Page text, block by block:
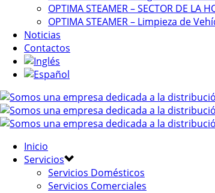
OPTIMA STEAMER – SECTOR DE LA
OPTIMA STEAMER – Limpieza de
Noticias
Contactos
Inicio
Servicios
Servicios Domésticos
Servicios Comerciales